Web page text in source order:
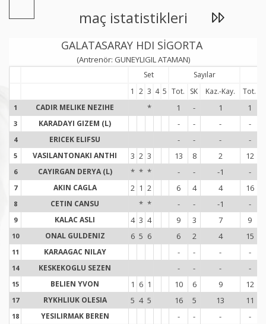
maç istatistikleri
GALATASARAY HDI SİGORTA
(Antrenör: GUNEYLIGIL ATAMAN)
Set Sayılar
1 2 3 4 5 Tot. SK Kaz.-Kay. Tot.
1 CADIR MELIKE NEZIHE * 1 - 1 1
3 KARADAYI GIZEM (L) - - - -
4 ERICEK ELIFSU - - - -
5 VASILANTONAKI ANTHI 3 2 3 13 8 2 12
6 CAYIRGAN DERYA (L) * * * - - -1 -
7 AKIN CAGLA 2 1 2 6 4 4 16
8 CETIN CANSU * * - - -1 -
9 KALAC ASLI 4 3 4 9 3 7 9
10 ONAL GULDENIZ 6 5 6 6 2 4 15
11 KARAAGAC NILAY - - - -
14 KESKEKOGLU SEZEN - - - -
15 BELIEN YVON 1 6 1 10 6 9 12
17 RYKHLIUK OLESIA 5 4 5 16 5 13 11
18 YESILIRMAK BEREN - - - -